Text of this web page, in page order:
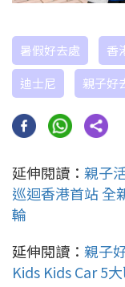
暑假好去處 香
迪士尼
親子好
延伸閱讀： 親子
巡迴香港首站 全
輪
延伸閱讀： 親子
Kids Kids Car 5